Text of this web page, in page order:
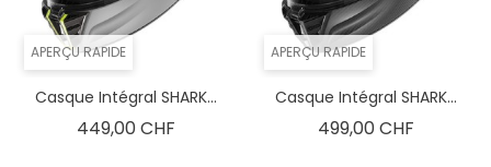
APERÇU RAPIDE
Casque Intégral SHARK...
449,00 CHFPrix
APERÇU RAPIDE
Casque Intégral SHARK...
499,00 CHFPrix